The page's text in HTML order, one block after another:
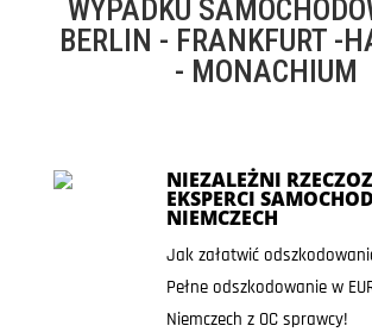
WYPADKU
BERLIN - FRANKFURT -
- MONACHIUM
NIEZALEŻNI
EKSPERCI
NIEMCZECH
Jak załatwić
Pełne odszkodowanie w
Niemczech z OC sprawcy!